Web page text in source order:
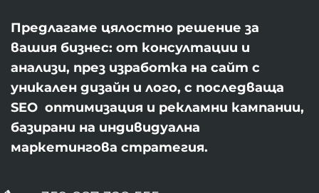
Предлагаме цялостно решение за
вашия бизнес: от консултации и
анализи, през изработка на сайт с
уникален дизайн и лого, с последваща
SEO оптимизация и рекламни кампании,
базирани на индивидуална
маркетингова стратегия.